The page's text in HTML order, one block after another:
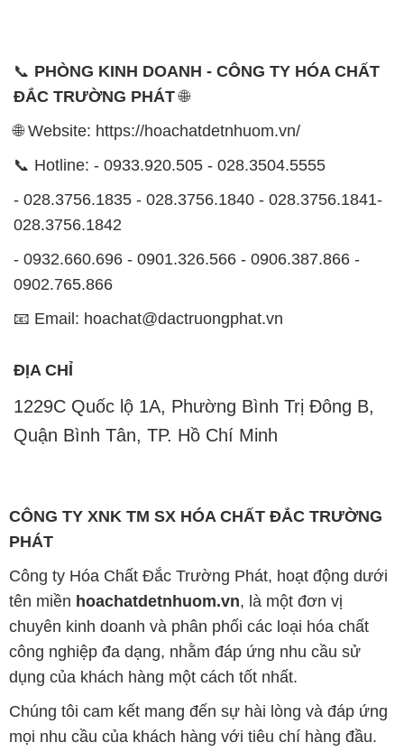
📞 PHÒNG KINH DOANH - CÔNG TY HÓA CHẤT
ĐẮC TRƯỜNG PHÁT🌐
🌐 Website: https://hoachatdetnhuom.vn/
📞 Hotline: - 0933.920.505 - 028.3504.5555
- 028.3756.1835 - 028.3756.1840 - 028.3756.1841-
028.3756.1842
- 0932.660.696 - 0901.326.566 - 0906.387.866 -
0902.765.866
📧 Email: hoachat@dactruongphat.vn
ĐỊA CHỈ
1229C Quốc lộ 1A, Phường Bình Trị Đông B,
Quận Bình Tân, TP. Hồ Chí Minh
CÔNG TY XNK TM SX HÓA CHẤT ĐẮC TRƯỜNG
PHÁT
Công ty Hóa Chất Đắc Trường Phát, hoạt động dưới
tên miền hoachatdetnhuom.vn, là một đơn vị
chuyên kinh doanh và phân phối các loại hóa chất
công nghiệp đa dạng, nhằm đáp ứng nhu cầu sử
dụng của khách hàng một cách tốt nhất.
Chúng tôi cam kết mang đến sự hài lòng và đáp ứng
mọi nhu cầu của khách hàng với tiêu chí hàng đầu.